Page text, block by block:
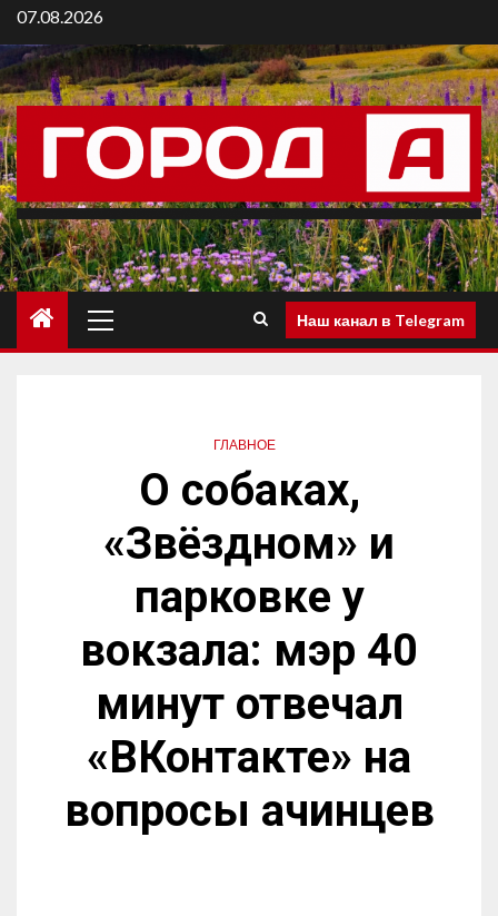
07.08.2026
Наш канал в Telegram
ГЛАВНОЕ
О собаках,
«Звёздном» и
парковке у
вокзала: мэр 40
минут отвечал
«ВКонтакте» на
вопросы ачинцев